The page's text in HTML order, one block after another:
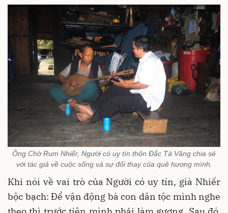
Ông Chờ Rum Nhiếr, Người có uy tín thôn Đắc Tà Vâng chia sẻ
với tác giả về cuộc sống và sự đổi thay của quê hương mình.
Khi nói về vai trò của Người có uy tín, già Nhiếr
bộc bạch: Để vận động bà con dân tộc mình nghe